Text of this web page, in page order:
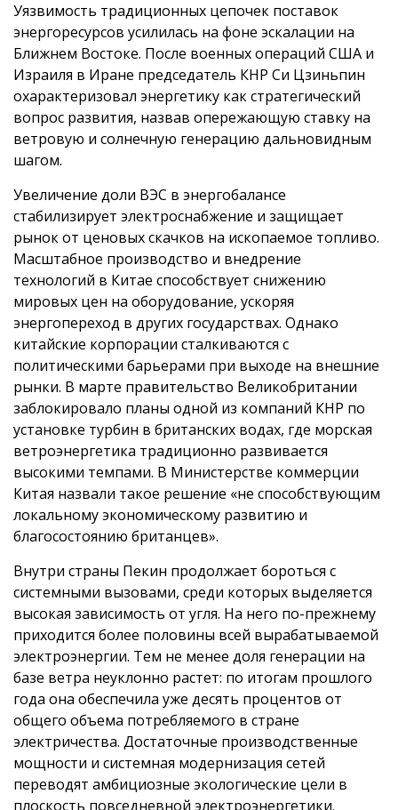
Уязвимость традиционных цепочек поставок
энергоресурсов усилилась на фоне эскалации на
Ближнем Востоке. После военных операций США и
Израиля в Иране председатель КНР Си Цзиньпин
охарактеризовал энергетику как стратегический
вопрос развития, назвав опережающую ставку на
ветровую и солнечную генерацию дальновидным
шагом.
Увеличение доли ВЭС в энергобалансе
стабилизирует электроснабжение и защищает
рынок от ценовых скачков на ископаемое топливо.
Масштабное производство и внедрение
технологий в Китае способствует снижению
мировых цен на оборудование, ускоряя
энергопереход в других государствах. Однако
китайские корпорации сталкиваются с
политическими барьерами при выходе на внешние
рынки. В марте правительство Великобритании
заблокировало планы одной из компаний КНР по
установке турбин в британских водах, где морская
ветроэнергетика традиционно развивается
высокими темпами. В Министерстве коммерции
Китая назвали такое решение «не способствующим
локальному экономическому развитию и
благосостоянию британцев».
Внутри страны Пекин продолжает бороться с
системными вызовами, среди которых выделяется
высокая зависимость от угля. На него по-прежнему
приходится более половины всей вырабатываемой
электроэнергии. Тем не менее доля генерации на
базе ветра неуклонно растет: по итогам прошлого
года она обеспечила уже десять процентов от
общего объема потребляемого в стране
электричества. Достаточные производственные
мощности и системная модернизация сетей
переводят амбициозные экологические цели в
плоскость повседневной электроэнергетики.